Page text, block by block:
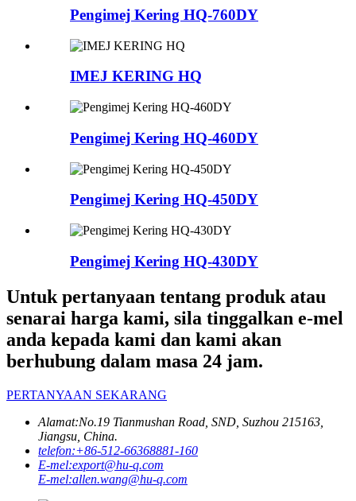
Pengimej Kering HQ-760DY
IMEJ KERING HQ
Pengimej Kering HQ-460DY
Pengimej Kering HQ-450DY
Pengimej Kering HQ-430DY
Untuk pertanyaan tentang produk atau
senarai harga kami, sila tinggalkan e-mel
anda kepada kami dan kami akan
berhubung dalam masa 24 jam.
PERTANYAAN SEKARANG
Alamat:No.19 Tianmushan Road, SND, Suzhou 215163,
Jiangsu, China.
telefon:+86-512-66368881-160
E-mel:export@hu-q.com
E-mel:allen.wang@hu-q.com